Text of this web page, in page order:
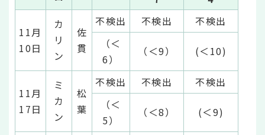
11月
10日
カ
リ
ン
佐
貫
不検出 不検出
不検出
（＜
6）
（＜9） (＜10)
11月
17日
ミ
カ
ン
松
葉
不検出 不検出
不検出
（＜
5）
（＜8） (＜9)